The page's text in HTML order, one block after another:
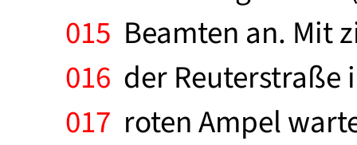
015 Beamten an. Mit
016 der Reuterstraße
017 roten Ampel